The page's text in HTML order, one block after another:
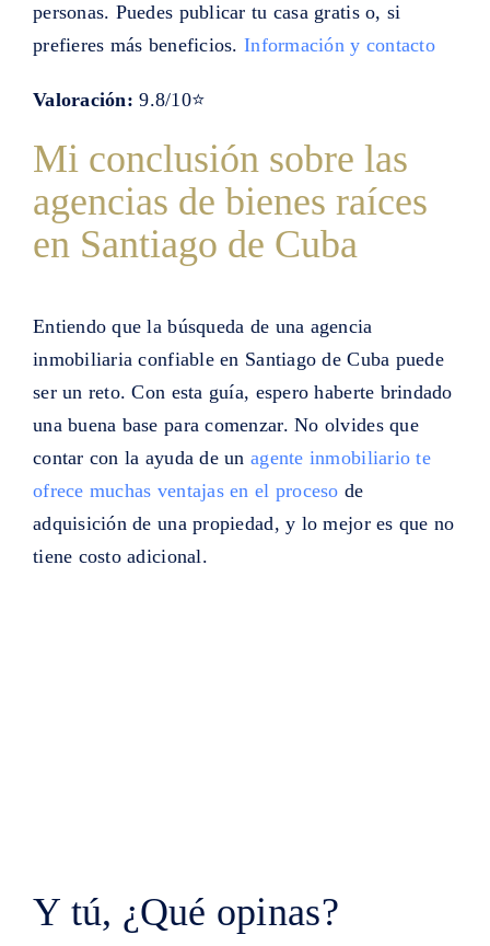
personas. Puedes publicar tu casa gratis o, si
prefieres más beneficios.Información y contacto
Valoración: 9.8/10⭐
Mi conclusión sobre las
agencias de bienes raíces
en Santiago de Cuba
Entiendo que la búsqueda de una agencia
inmobiliaria confiable en Santiago de Cuba puede
ser un reto. Con esta guía, espero haberte brindado
una buena base para comenzar. No olvides que
contar con la ayuda de un agente inmobiliario te
ofrece muchas ventajas en el proceso de
adquisición de una propiedad, y lo mejor es que no
tiene costo adicional.
Y tú, ¿Qué opinas?